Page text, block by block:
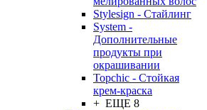
Stylesign - Стайлинг
System -
Дополнительные
продукты при
окрашивании
Topchic - Стойкая
крем-краска
+ ЕЩЕ 8